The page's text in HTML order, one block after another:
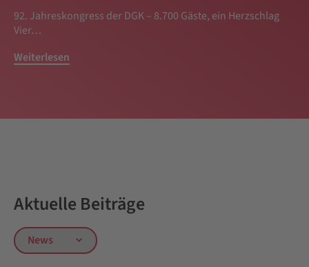
92. Jahreskongress der DGK – 8.700 Gäste, ein Herzschlag
Vier…
Weiterlesen
Aktuelle Beiträge